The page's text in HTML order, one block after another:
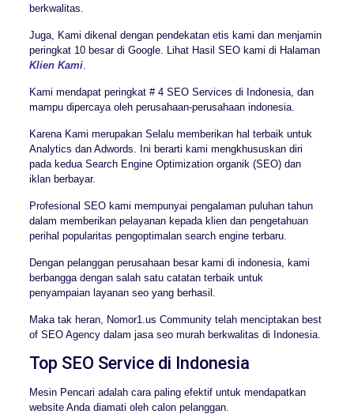
berkwalitas.
Juga, Kami dikenal dengan pendekatan etis kami dan menjamin
peringkat 10 besar di Google. Lihat Hasil SEO kami di Halaman
Klien Kami.
Kami mendapat peringkat # 4 SEO Services di Indonesia, dan
mampu dipercaya oleh perusahaan-perusahaan indonesia.
Karena Kami merupakan Selalu memberikan hal terbaik untuk
Analytics dan Adwords. Ini berarti kami mengkhususkan diri
pada kedua Search Engine Optimization organik (SEO) dan
iklan berbayar.
Profesional SEO kami mempunyai pengalaman puluhan tahun
dalam memberikan pelayanan kepada klien dan pengetahuan
perihal popularitas pengoptimalan search engine terbaru.
Dengan pelanggan perusahaan besar kami di indonesia, kami
berbangga dengan salah satu catatan terbaik untuk
penyampaian layanan seo yang berhasil.
Maka tak heran, Nomor1.us Community telah menciptakan best
of SEO Agency dalam jasa seo murah berkwalitas di Indonesia.
Top SEO Service di Indonesia
Mesin Pencari adalah cara paling efektif untuk mendapatkan
website Anda diamati oleh calon pelanggan.